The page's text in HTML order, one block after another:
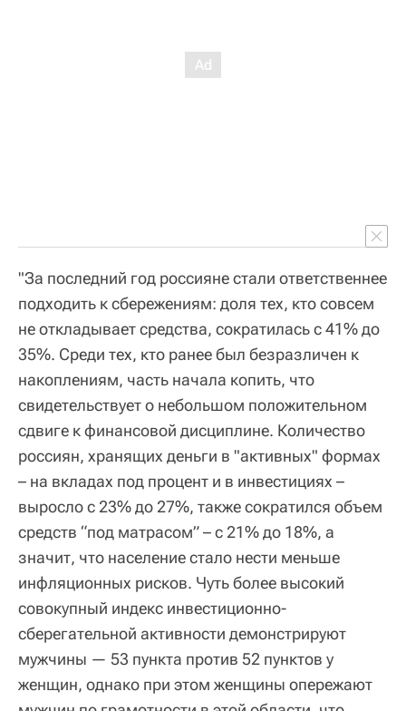
"За последний год россияне стали ответственнее
подходить к сбережениям: доля тех, кто совсем
не откладывает средства, сократилась с 41% до
35%. Среди тех, кто ранее был безразличен к
накоплениям, часть начала копить, что
свидетельствует о небольшом положительном
сдвиге к финансовой дисциплине. Количество
россиян, хранящих деньги в "активных" формах
– на вкладах под процент и в инвестициях –
выросло с 23% до 27%, также сократился объем
средств “под матрасом” – с 21% до 18%, а
значит, что население стало нести меньше
инфляционных рисков. Чуть более высокий
совокупный индекс инвестиционно-
сберегательной активности демонстрируют
мужчины — 53 пункта против 52 пунктов у
женщин, однако при этом женщины опережают